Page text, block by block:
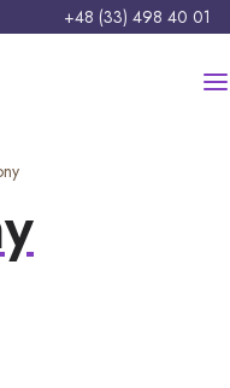
Telefon:
+48 (33) 498 40 01
Miejski im. Jana Pawła